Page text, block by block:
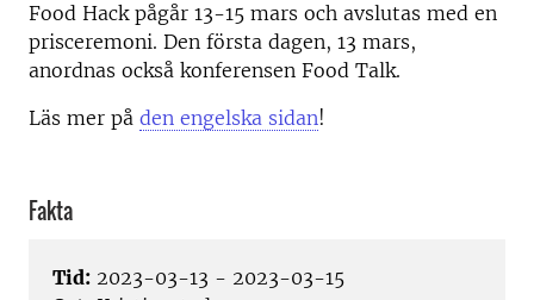
Food Hack pågår 13-15 mars och avslutas med en
prisceremoni. Den första dagen, 13 mars,
anordnas också konferensen Food Talk.
Läs mer på den engelska sidan!
Fakta
Tid: 2023-03-13 - 2023-03-15